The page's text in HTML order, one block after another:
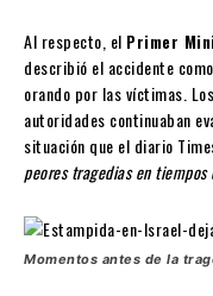
Al respecto, el Primer
describió el accidente
orando por las víctimas.
autoridades continuaban
situación que el diario
peores tragedias en tiempos
Momentos antes de la